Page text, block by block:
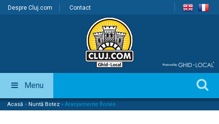
Despre Cluj.com Contact
Menu
Acasă » Nuntă Botez » Aranjamente florale